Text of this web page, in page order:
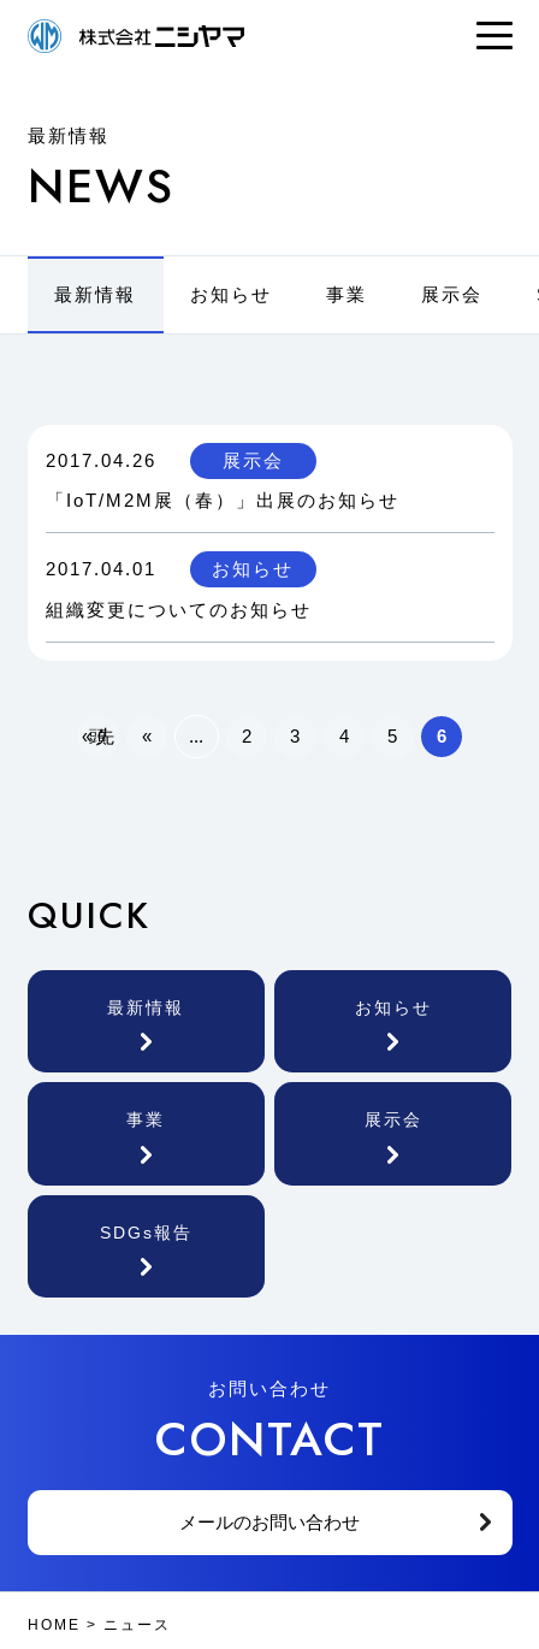
最新情報
NEWS
最新情報 お知らせ 事業 展示会
2017.04.26
展示会
「IoT/M2M展（春）」出展のお知らせ
2017.04.01
お知らせ
組織変更についてのお知らせ
« 先頭 « ... 2 3 4 5 6
QUICK
最新情報 お知らせ
事業 展示会
SDGs報告
お問い合わせ
CONTACT
メールのお問い合わせ
HOME > ニュース